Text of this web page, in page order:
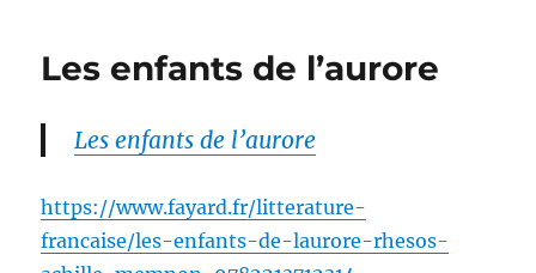
risque
Les enfants de l’aurore
Les enfants de l’aurore
https://www.fayard.fr/litterature-
francaise/les-enfants-de-laurore-rhesos-